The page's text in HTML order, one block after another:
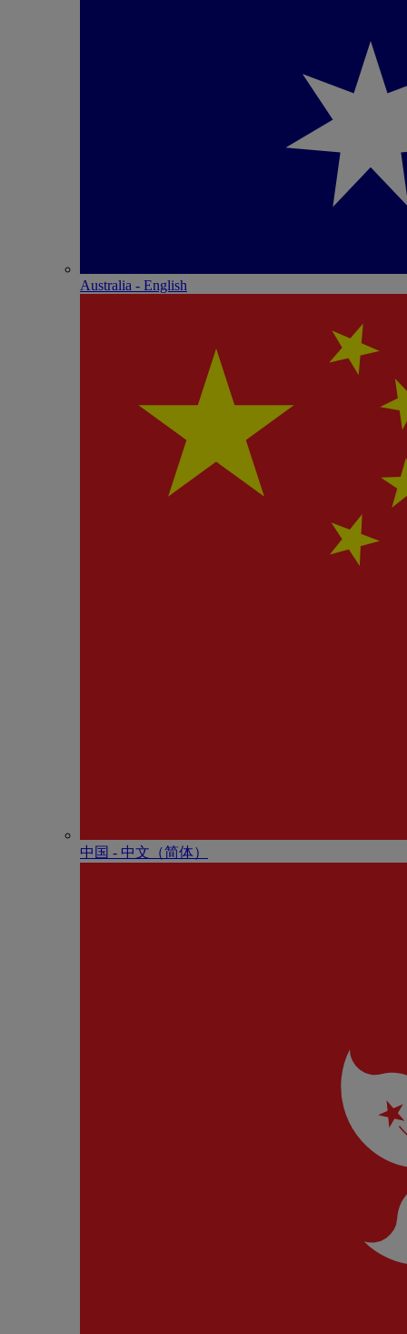
Australia - English
中国 - 中⽂（简体）